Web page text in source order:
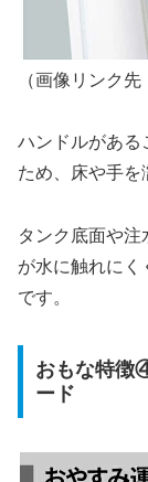
（画像リンク先
ハンドルがある
ため、床や手を
タンク底面や
が水に触れにく
です。
おもな特徴
ード